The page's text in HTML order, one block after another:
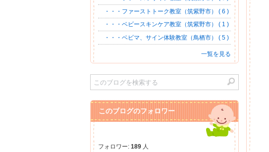
・・・ファーストトーク教室（筑紫野市） ( 6 )
・・・ベビースキンケア教室（筑紫野市） ( 1 )
・・・ベビマ、サイン体験教室（鳥栖市） ( 5 )
一覧を見る
このブログのフォロワー
フォロワー: 189 人